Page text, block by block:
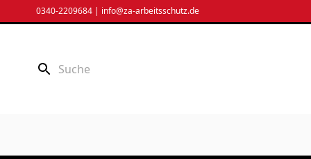
Inhalt
0340-2209684 | info@za-arbeitsschutz.de